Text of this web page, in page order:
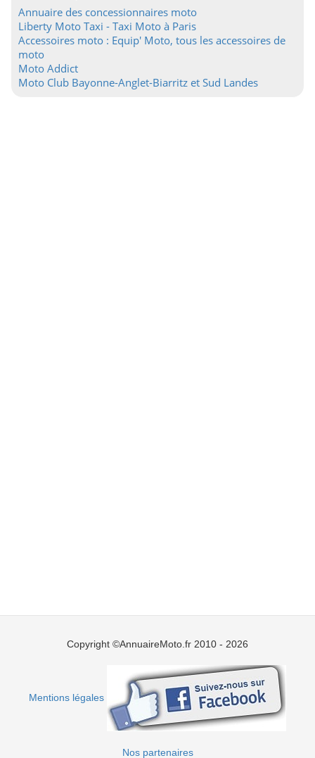
Annuaire des concessionnaires moto
Liberty Moto Taxi - Taxi Moto à Paris
Accessoires moto : Equip' Moto, tous les accessoires de
moto
Moto Addict
Moto Club Bayonne-Anglet-Biarritz et Sud Landes
Copyright ©AnnuaireMoto.fr 2010 - 2026
Mentions légales
Nos partenaires